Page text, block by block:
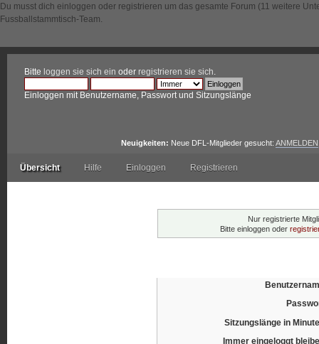
Du musst dich einloggen oder registrieren um das gesamte Forum (11 weitere
Fussballstammtisch-Team.
Bitte loggen sie sich ein oder registrieren sie sich
Einloggen mit Benutzername, Passwort und Sitzungslänge
Neuigkeiten: Neue DFL-Mitglieder gesucht: ANMELDEN
Übersicht Hilfe Einloggen Registrieren
Nur registrierte
Bitte einloggen oder
Sitzungslänge in
Immer eingeloggt